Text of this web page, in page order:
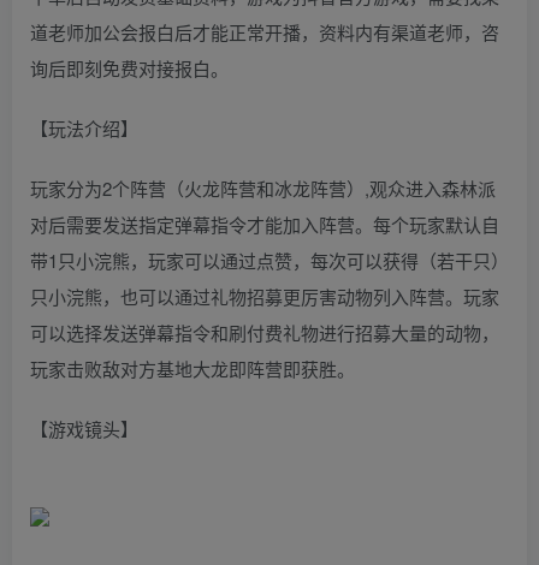
道老师加公会报白后才能正常开播，资料内有渠道老师，咨
询后即刻免费对接报白。
【玩法介绍】
玩家分为2个阵营（火龙阵营和冰龙阵营）,观众进入森林派
对后需要发送指定弹幕指令才能加入阵营。每个玩家默认自
带1只小浣熊，玩家可以通过点赞，每次可以获得（若干只）
只小浣熊，也可以通过礼物招募更厉害动物列入阵营。玩家
可以选择发送弹幕指令和刷付费礼物进行招募大量的动物，
玩家击败敌对方基地大龙即阵营即获胜。
【游戏镜头】